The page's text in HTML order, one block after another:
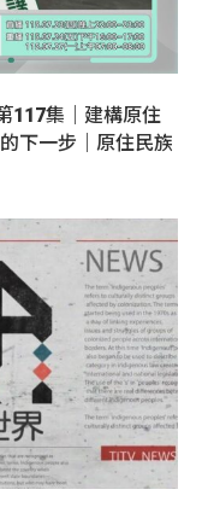
117集｜建構原住
下一步｜原住民族